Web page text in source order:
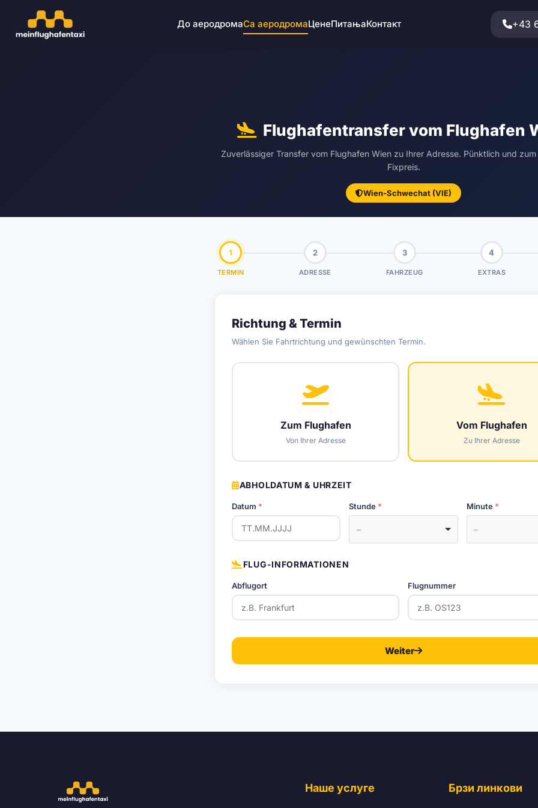
До аеродромаСа аеродромаЦенеПитањаКонтакт +43
Flughafentransfer vom Flughafen
Zuverlässiger Transfer vom Flughafen Wien zu Ihrer Adresse. Pünktlich und
Fixpreis.
Wien-Schwechat (VIE)
1
TERMIN
2
ADRESSE
3
FAHRZEUG
4
EXTRAS
Richtung & Termin
Wählen Sie Fahrtrichtung und gewünschten Termin.
Zum Flughafen
Von Ihrer Adresse
Vom Flughafen
Zu Ihrer Adresse
ABHOLDATUM & UHRZEIT
Datum Stunde
–
Minute
–
FLUG-INFORMATIONEN
Abflugort Flugnummer
Weiter
Наше услуге Брзи линкови